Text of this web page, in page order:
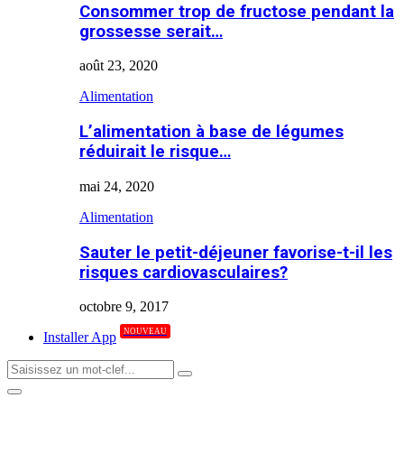
Consommer trop de fructose pendant la
grossesse serait…
août 23, 2020
Alimentation
L’alimentation à base de légumes
réduirait le risque…
mai 24, 2020
Alimentation
Sauter le petit-déjeuner favorise-t-il les
risques cardiovasculaires?
octobre 9, 2017
Installer App
NOUVEAU
Search
for:
Search
Primary